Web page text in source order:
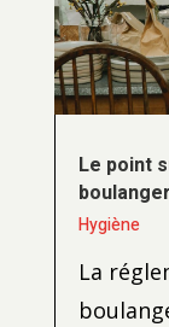
Le point
Hygiène
La